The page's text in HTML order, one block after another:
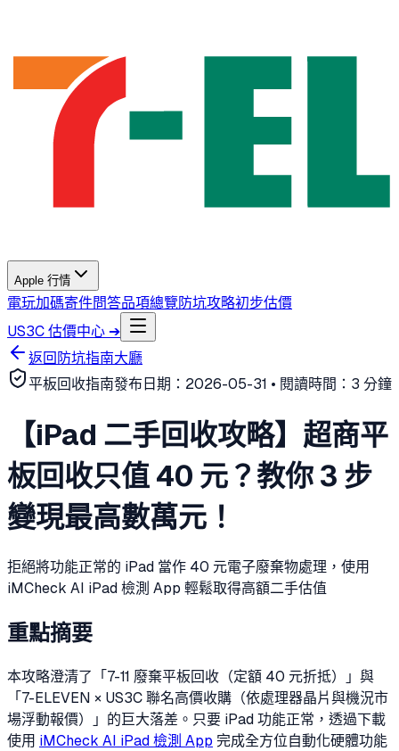
Apple 行情
電玩加碼寄件問答品項總覽防坑攻略初步估價
US3C 估價中心 ➔
返回防坑指南大廳
平板回收指南發布日期： 2026-05-31 • 閱讀時間： 3 分鐘
【iPad 二手回收攻略】超商平
板回收只值 40 元？教你 3 步
變現最高數萬元！
拒絕將功能正常的 iPad 當作 40 元電子廢棄物處理，使用
iMCheck AI iPad 檢測 App 輕鬆取得高額二手估值
重點摘要
本攻略澄清了「7-11 廢棄平板回收（定額 40 元折抵）」與
「7-ELEVEN × US3C 聯名高價收購（依處理器晶片與機況市
場浮動報價）」的巨大落差。只要 iPad 功能正常，透過下載
使用 iMCheck AI iPad 檢測 App 完成全方位自動化硬體功能